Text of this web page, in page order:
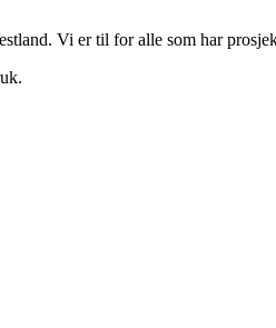
Vi er til for alle som har